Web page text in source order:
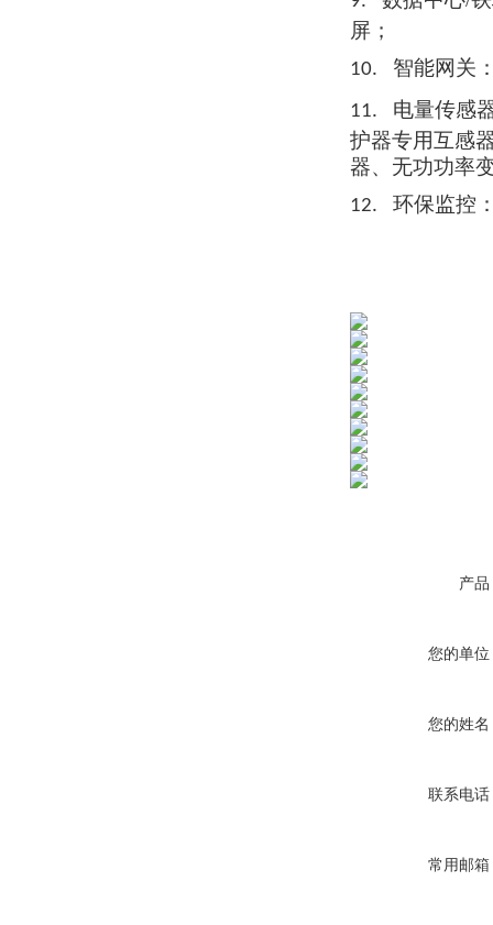
屏；
10. 智能网关
11.
电量传感
护器专用互感
器、无功功率
12. 环保监控
产品
您的单位
您的姓名
联系电话
常用邮箱